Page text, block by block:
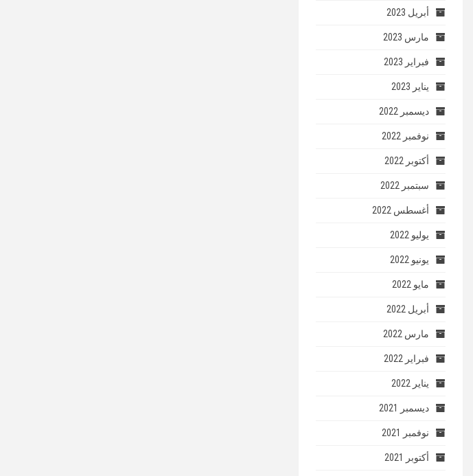
أبريل 2023
مارس 2023
فبراير 2023
يناير 2023
ديسمبر 2022
نوفمبر 2022
أكتوبر 2022
سبتمبر 2022
أغسطس 2022
يوليو 2022
يونيو 2022
مايو 2022
أبريل 2022
مارس 2022
فبراير 2022
يناير 2022
ديسمبر 2021
نوفمبر 2021
أكتوبر 2021